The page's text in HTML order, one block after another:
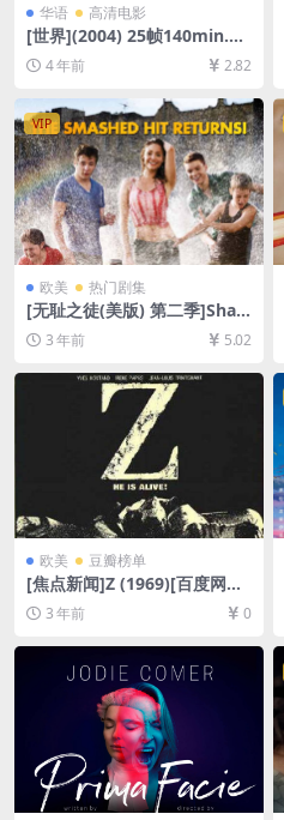
华语 高清电影
[世界](2004) 25帧140min.与
24帧143min版本一致[百度网
盘+迅雷云盘资源1080P超清
未删减][MP4/8.7GB][中文字
幕]
4 年前 2.82
VIP
欧美 热门剧集
[无耻之徒(美版) 第二季]Sha
meless Season 2 (2012)[百
度网盘+夸克网盘1080P超清
载][MP4/33GB][中英字幕]
3 年前 5.02
欧美 豆瓣榜单
[焦点新闻]Z (1969)[百度网盘
+夸克网盘1080P超清未删减
资源][网盘在线播放/下载][MP
4/7.9GB][中文字幕]
3 年前 0